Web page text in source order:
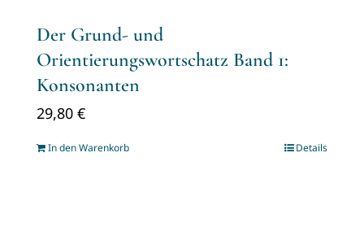
Der Grund- und
Orientierungswortschatz Band 1:
Konsonanten
29,80 €
In den Warenkorb Details